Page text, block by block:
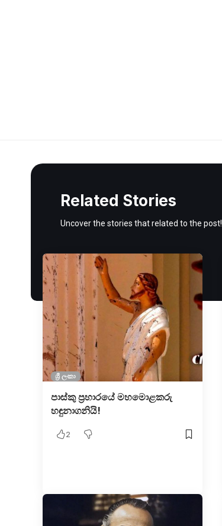
Related Stories
Uncover the stories that related to the post!
ශ්‍රී ලංකා
පාස්කු ප්‍රහාරයේ මහමොළකරු
හඳුනාගනියි!
2